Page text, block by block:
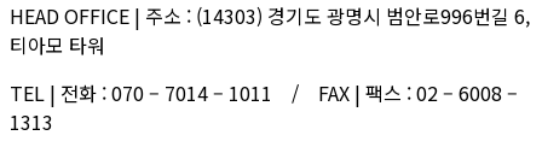
HEAD OFFICE | 주소 : (14303) 경기도 광명시 범안로996번길 6,
티아모 타워
TEL | 전화 : 070 – 7014 – 1011 / FAX | 팩스 : 02 – 6008 –
1313